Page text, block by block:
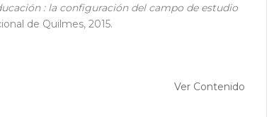
: la configuración del campo de estudio
de Quilmes, 2015.
Ver Contenido